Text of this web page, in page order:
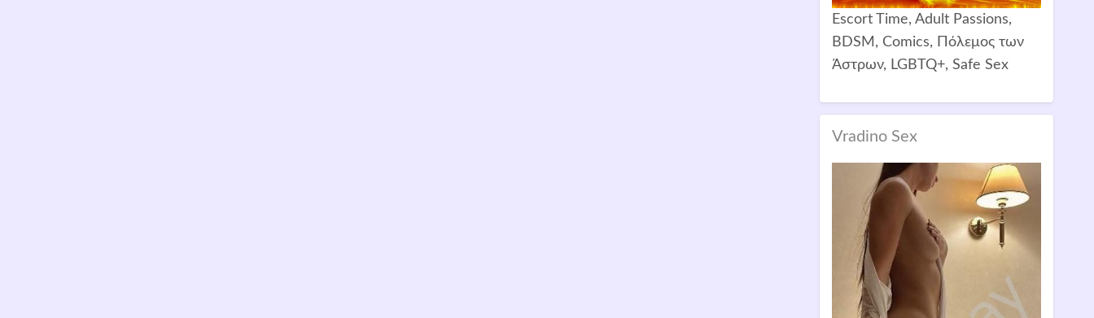
Escort Time, Adult Passions,
BDSM, Comics, Πόλεμος των
Άστρων, LGBTQ+, Safe Sex
Vradino Sex